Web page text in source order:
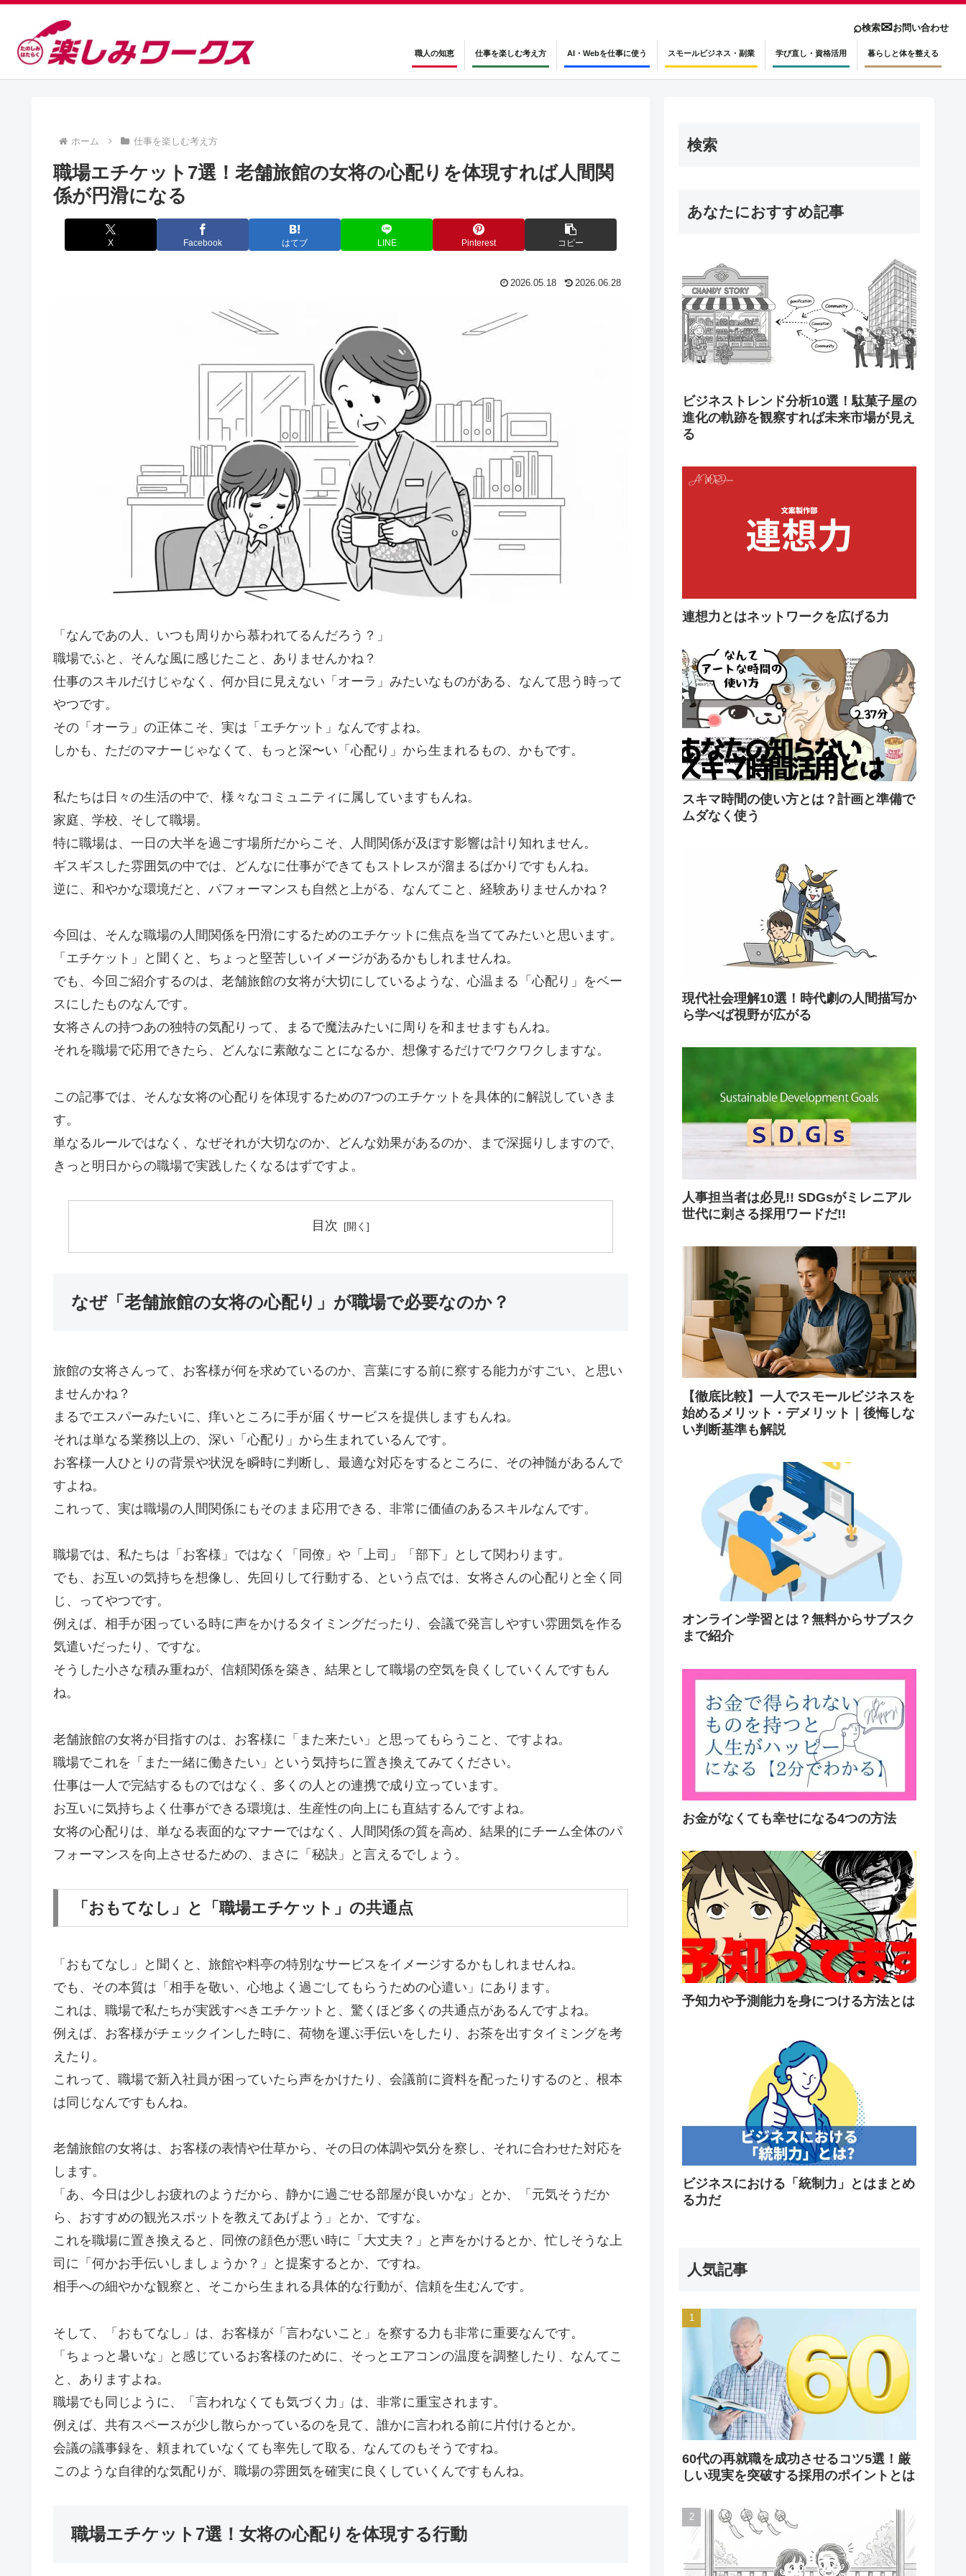
⌕検索✉お問い合わせ
職人の知恵 仕事を楽しむ考え方 AI・Webを仕事に使う スモールビジネス・副業 学び直し・資格活用 暮らしと体を整える
ホーム 仕事を楽しむ考え方
職場エチケット7選！老舗旅館の女将の心配りを体現すれば人間関
係が円滑になる
X Facebook はてブ LINE Pinterest コピー
2026.05.18 2026.06.28
「なんであの人、いつも周りから慕われてるんだろう？」
職場でふと、そんな風に感じたこと、ありませんかね？
仕事のスキルだけじゃなく、何か目に見えない「オーラ」みたいなものがある、なんて思う時って
やつです。
その「オーラ」の正体こそ、実は「エチケット」なんですよね。
しかも、ただのマナーじゃなくて、もっと深〜い「心配り」から生まれるもの、かもです。
私たちは日々の生活の中で、様々なコミュニティに属していますもんね。
家庭、学校、そして職場。
特に職場は、一日の大半を過ごす場所だからこそ、人間関係が及ぼす影響は計り知れません。
ギスギスした雰囲気の中では、どんなに仕事ができてもストレスが溜まるばかりですもんね。
逆に、和やかな環境だと、パフォーマンスも自然と上がる、なんてこと、経験ありませんかね？
今回は、そんな職場の人間関係を円滑にするためのエチケットに焦点を当ててみたいと思います。
「エチケット」と聞くと、ちょっと堅苦しいイメージがあるかもしれませんね。
でも、今回ご紹介するのは、老舗旅館の女将が大切にしているような、心温まる「心配り」をベー
スにしたものなんです。
女将さんの持つあの独特の気配りって、まるで魔法みたいに周りを和ませますもんね。
それを職場で応用できたら、どんなに素敵なことになるか、想像するだけでワクワクしますな。
この記事では、そんな女将の心配りを体現するための7つのエチケットを具体的に解説していきま
す。
単なるルールではなく、なぜそれが大切なのか、どんな効果があるのか、まで深掘りしますので、
きっと明日からの職場で実践したくなるはずですよ。
目次
なぜ「老舗旅館の女将の心配り」が職場で必要なのか？
旅館の女将さんって、お客様が何を求めているのか、言葉にする前に察する能力がすごい、と思い
ませんかね？
まるでエスパーみたいに、痒いところに手が届くサービスを提供しますもんね。
それは単なる業務以上の、深い「心配り」から生まれているんです。
お客様一人ひとりの背景や状況を瞬時に判断し、最適な対応をするところに、その神髄があるんで
すよね。
これって、実は職場の人間関係にもそのまま応用できる、非常に価値のあるスキルなんです。
職場では、私たちは「お客様」ではなく「同僚」や「上司」「部下」として関わります。
でも、お互いの気持ちを想像し、先回りして行動する、という点では、女将さんの心配りと全く同
じ、ってやつです。
例えば、相手が困っている時に声をかけるタイミングだったり、会議で発言しやすい雰囲気を作る
気遣いだったり、ですな。
そうした小さな積み重ねが、信頼関係を築き、結果として職場の空気を良くしていくんですもん
ね。
老舗旅館の女将が目指すのは、お客様に「また来たい」と思ってもらうこと、ですよね。
職場でこれを「また一緒に働きたい」という気持ちに置き換えてみてください。
仕事は一人で完結するものではなく、多くの人との連携で成り立っています。
お互いに気持ちよく仕事ができる環境は、生産性の向上にも直結するんですよね。
女将の心配りは、単なる表面的なマナーではなく、人間関係の質を高め、結果的にチーム全体のパ
フォーマンスを向上させるための、まさに「秘訣」と言えるでしょう。
「おもてなし」と「職場エチケット」の共通点
「おもてなし」と聞くと、旅館や料亭の特別なサービスをイメージするかもしれませんね。
でも、その本質は「相手を敬い、心地よく過ごしてもらうための心遣い」にあります。
これは、職場で私たちが実践すべきエチケットと、驚くほど多くの共通点があるんですよね。
例えば、お客様がチェックインした時に、荷物を運ぶ手伝いをしたり、お茶を出すタイミングを考
えたり。
これって、職場で新入社員が困っていたら声をかけたり、会議前に資料を配ったりするのと、根本
は同じなんですもんね。
老舗旅館の女将は、お客様の表情や仕草から、その日の体調や気分を察し、それに合わせた対応を
します。
「あ、今日は少しお疲れのようだから、静かに過ごせる部屋が良いかな」とか、「元気そうだか
ら、おすすめの観光スポットを教えてあげよう」とか、ですな。
これを職場に置き換えると、同僚の顔色が悪い時に「大丈夫？」と声をかけるとか、忙しそうな上
司に「何かお手伝いしましょうか？」と提案するとか、ですね。
相手への細やかな観察と、そこから生まれる具体的な行動が、信頼を生むんです。
そして、「おもてなし」は、お客様が「言わないこと」を察する力も非常に重要なんです。
「ちょっと暑いな」と感じているお客様のために、そっとエアコンの温度を調整したり、なんてこ
と、ありますよね。
職場でも同じように、「言われなくても気づく力」は、非常に重宝されます。
例えば、共有スペースが少し散らかっているのを見て、誰かに言われる前に片付けるとか。
会議の議事録を、頼まれていなくても率先して取る、なんてのもそうですね。
このような自律的な気配りが、職場の雰囲気を確実に良くしていくんですもんね。
職場エチケット7選！女将の心配りを体現する行動
検索
あなたにおすすめ記事
ビジネストレンド分析10選！駄菓子屋の
進化の軌跡を観察すれば未来市場が見え
る
連想力とはネットワークを広げる力
スキマ時間の使い方とは？計画と準備で
ムダなく使う
現代社会理解10選！時代劇の人間描写か
ら学べば視野が広がる
人事担当者は必見!! SDGsがミレニアル
世代に刺さる採用ワードだ!!
【徹底比較】一人でスモールビジネスを
始めるメリット・デメリット｜後悔しな
い判断基準も解説
オンライン学習とは？無料からサブスク
まで紹介
お金がなくても幸せになる4つの方法
予知力や予測能力を身につける方法とは
ビジネスにおける「統制力」とはまとめ
る力だ
人気記事
60代の再就職を成功させるコツ5選！厳
しい現実を突破する採用のポイントとは